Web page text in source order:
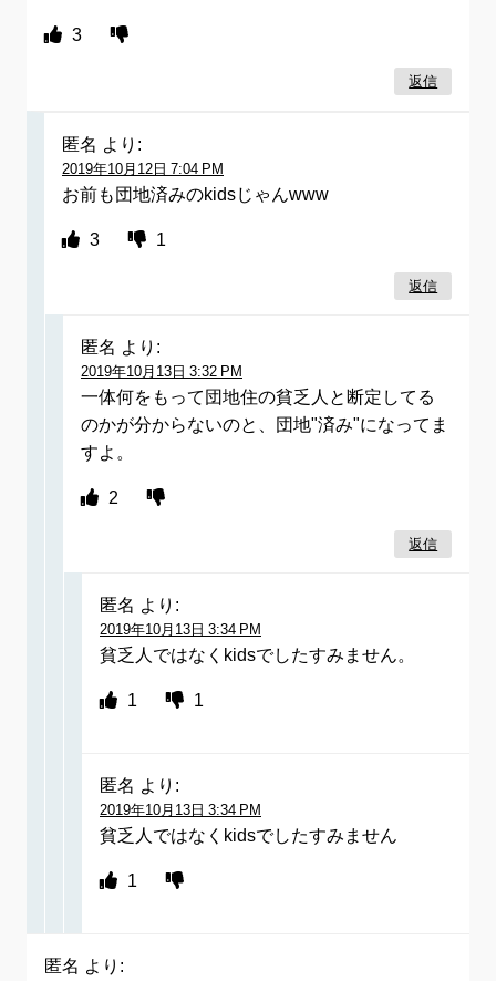
3
返信
匿名 より:
2019年10月12日 7:04 PM
お前も団地済みのkidsじゃんwww
3 1
返信
匿名 より:
2019年10月13日 3:32 PM
一体何をもって団地住の貧乏人と断定してる
のかが分からないのと、団地"済み"になってま
すよ。
2
返信
匿名 より:
2019年10月13日 3:34 PM
貧乏人ではなくkidsでしたすみません。
1 1
匿名 より:
2019年10月13日 3:34 PM
貧乏人ではなくkidsでしたすみません
1
匿名 より: